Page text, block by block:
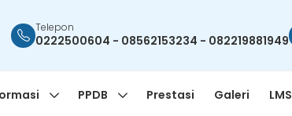
Telepon
0222500604 - 08562153234 - 082219881949
PPDB Prestasi Galeri LMS